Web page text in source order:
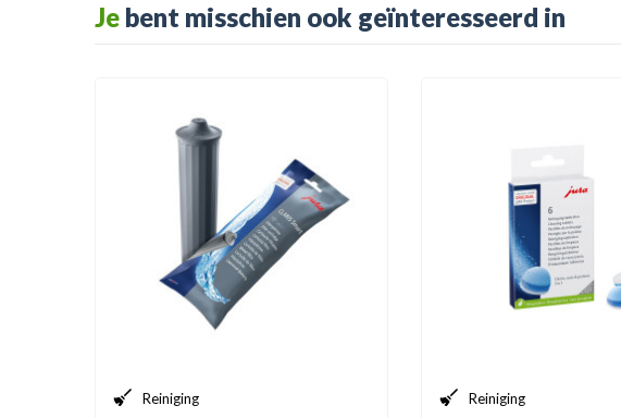
Je bent misschien ook geïnteresseerd in
Reiniging Reiniging